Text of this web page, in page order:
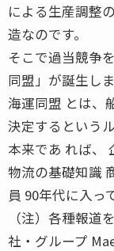
による生産調整
造なのです。
そこで過当競争
同盟」が誕生しま
海運同盟 とは、
決定するというル
本来であ れば、
物流の基礎知識
員 90年代に入っ
（注）各種報道
社・グループ